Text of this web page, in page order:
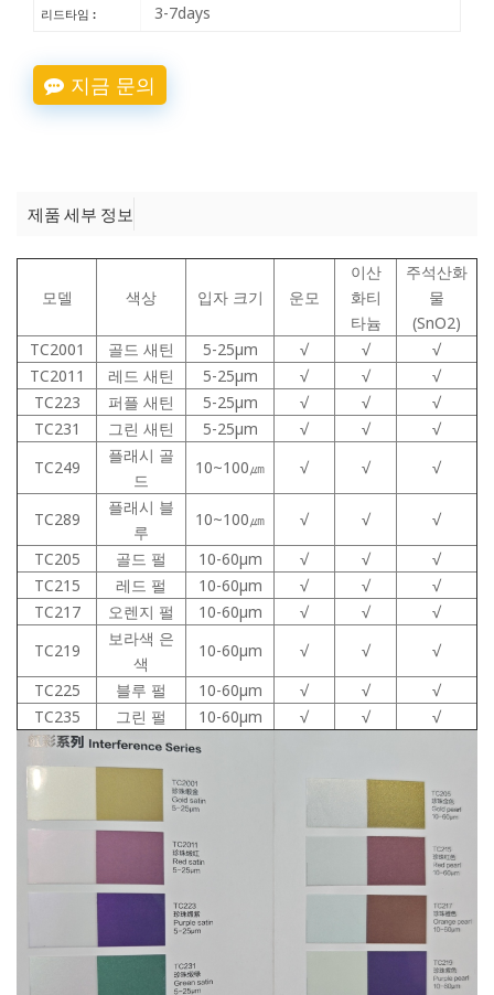
리드타임 : 3-7days
지금 문의
제품 세부 정보
모델 색상 입자 크기 운모
이산
화티
타늄
주석산화
물
(SnO2)
TC2001
골드 새틴 5-25μm √ √
√
TC2011
레드 새틴 5-25μm √ √
√
TC223
퍼플 새틴 5-25μm √ √
√
TC231
그린 새틴 5-25μm √ √
√
TC249
플래시 골
드
10~100㎛ √ √ √
TC289
플래시 블
루
10~100㎛ √ √
√
TC205
골드 펄 10-60μm √ √
√
TC215
레드 펄 10-60μm √ √
√
TC217
오렌지 펄 10-60μm √ √
√
TC219
보라색 은
색
10-60μm √ √
√
TC225
블루 펄 10-60μm √ √
√
TC235
그린 펄 10-60μm √ √ √